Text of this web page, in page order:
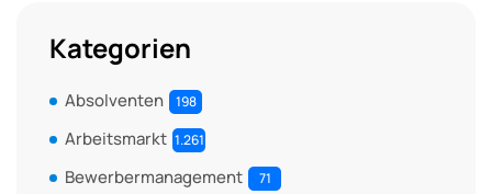
Kategorien
Absolventen 198
Arbeitsmarkt 1.261
Bewerbermanagement 71